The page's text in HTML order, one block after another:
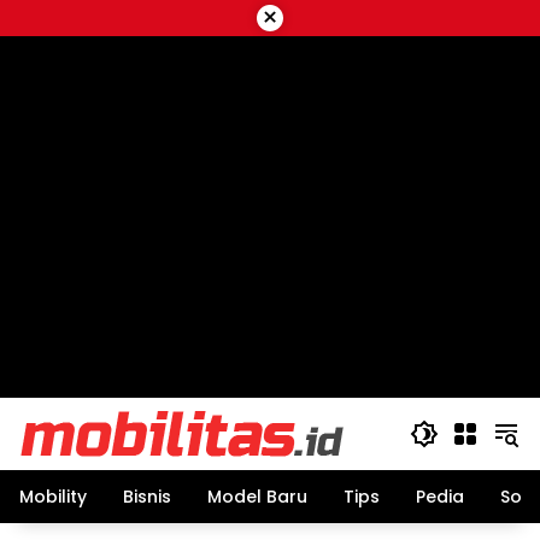
to
×
Mobility Bisnis Model Baru Tips Pedia